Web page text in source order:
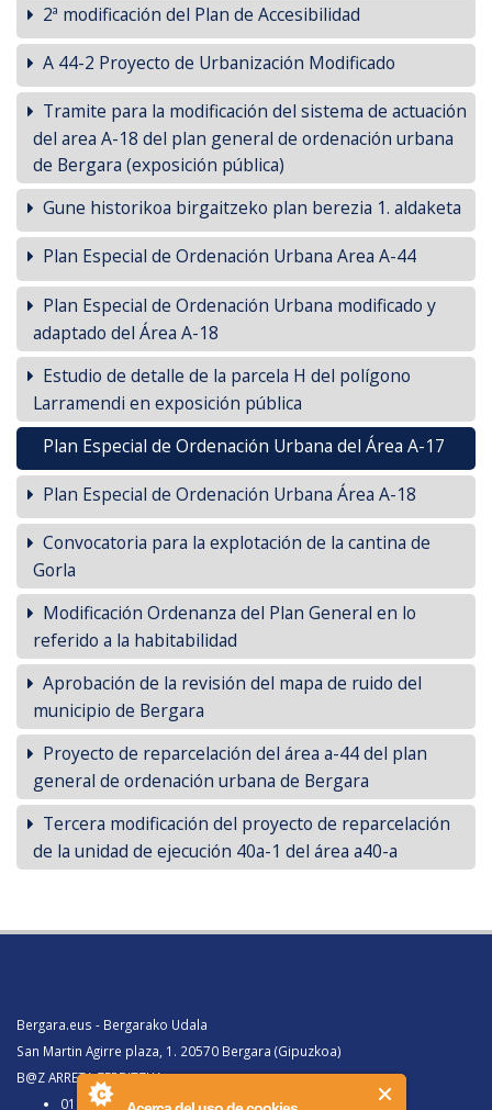
2ª modificación del Plan de Accesibilidad
A 44-2 Proyecto de Urbanización Modificado
Tramite para la modificación del sistema de actuación
del area A-18 del plan general de ordenación urbana
de Bergara (exposición pública)
Gune historikoa birgaitzeko plan berezia 1. aldaketa
Plan Especial de Ordenación Urbana Area A-44
Plan Especial de Ordenación Urbana modificado y
adaptado del Área A-18
Estudio de detalle de la parcela H del polígono
Larramendi en exposición pública
Plan Especial de Ordenación Urbana del Área A-17
Plan Especial de Ordenación Urbana Área A-18
Convocatoria para la explotación de la cantina de
Gorla
Modificación Ordenanza del Plan General en lo
referido a la habitabilidad
Aprobación de la revisión del mapa de ruido del
municipio de Bergara
Proyecto de reparcelación del área a-44 del plan
general de ordenación urbana de Bergara
Tercera modificación del proyecto de reparcelación
de la unidad de ejecución 40a-1 del área a40-a
Bergara.eus - Bergarako Udala
San Martin Agirre plaza, 1. 20570 Bergara (Gipuzkoa)
B@Z ARRETA ZERBITZUA:
010, Bergaratik deituz gero